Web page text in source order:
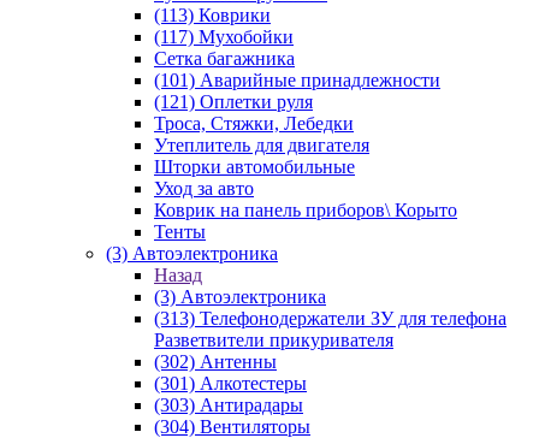
(113) Коврики
(117) Мухобойки
Сетка багажника
(101) Аварийные принадлежности
(121) Оплетки руля
Троса, Стяжки, Лебедки
Утеплитель для двигателя
Шторки автомобильные
Уход за авто
Коврик на панель приборов\ Корыто
Тенты
(3) Автоэлектроника
Назад
(3) Автоэлектроника
(313) Телефонодержатели ЗУ для телефона
Разветвители прикуривателя
(302) Антенны
(301) Алкотестеры
(303) Антирадары
(304) Вентиляторы